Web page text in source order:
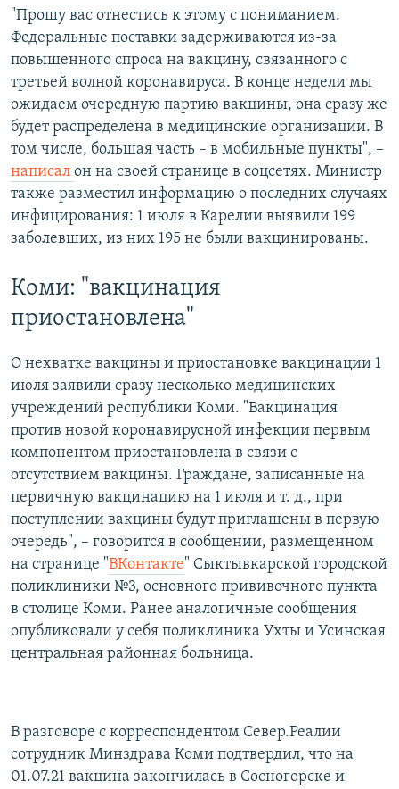
"Прошу вас отнестись к этому с пониманием.
Федеральные поставки задерживаются из-за
повышенного спроса на вакцину, связанного с
третьей волной коронавируса. В конце недели мы
ожидаем очередную партию вакцины, она сразу же
будет распределена в медицинские организации. В
том числе, большая часть – в мобильные пункты", –
написал он на своей странице в соцсетях. Министр
также разместил информацию о последних случаях
инфицирования: 1 июля в Карелии выявили 199
заболевших, из них 195 не были вакцинированы.
Коми: "вакцинация
приостановлена"
О нехватке вакцины и приостановке вакцинации 1
июля заявили сразу несколько медицинских
учреждений республики Коми. "Вакцинация
против новой коронавирусной инфекции первым
компонентом приостановлена в связи с
отсутствием вакцины. Граждане, записанные на
первичную вакцинацию на 1 июля и т. д., при
поступлении вакцины будут приглашены в первую
очередь", – говорится в сообщении, размещенном
на странице "ВКонтакте" Сыктывкарской городской
поликлиники №3, основного прививочного пункта
в столице Коми. Ранее аналогичные сообщения
опубликовали у себя поликлиника Ухты и Усинская
центральная районная больница.
В разговоре с корреспондентом Север.Реалии
сотрудник Минздрава Коми подтвердил, что на
01.07.21 вакцина закончилась в Сосногорске и